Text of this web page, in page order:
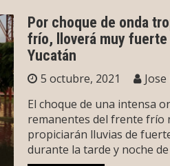
Por choque de onda
frío, lloverá muy fuerte
Yucatán
5 octubre, 2021
El choque de una intensa
remanentes del frente frío
propiciarán lluvias de
durante la tarde y noche